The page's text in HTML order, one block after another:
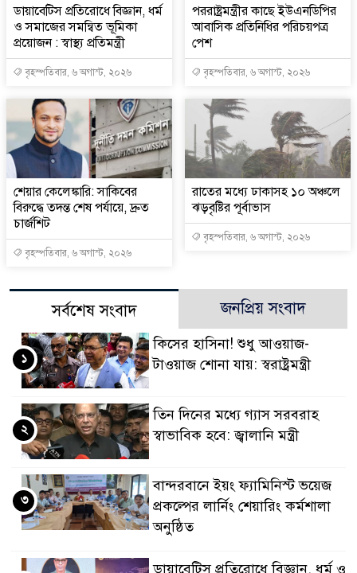
ডায়াবেটিস প্রতিরোধে বিজ্ঞান, ধর্ম
ও সমাজের সমন্বিত ভূমিকা
প্রয়োজন : স্বাস্থ্য প্রতিমন্ত্রী
বৃহস্পতিবার, ৬ অগাস্ট, ২০২৬
পররাষ্ট্রমন্ত্রীর কা‌ছে ইউএনডিপির
আবাসিক প্রতিনিধির পরিচয়পত্র
পেশ
বৃহস্পতিবার, ৬ অগাস্ট, ২০২৬
শেয়ার কেলেঙ্কারি: সাকিবের
বিরুদ্ধে তদন্ত শেষ পর্যায়ে, দ্রুত
চার্জশিট
বৃহস্পতিবার, ৬ অগাস্ট, ২০২৬
রাতের মধ্যে ঢাকাসহ ১০ অঞ্চলে
ঝড়বৃষ্টির পূর্বাভাস
বৃহস্পতিবার, ৬ অগাস্ট, ২০২৬
সর্বশেষ সংবাদ জনপ্রিয় সংবাদ
কিসের হাসিনা! শুধু আওয়াজ-
টাওয়াজ শোনা যায়: স্বরাষ্ট্রমন্ত্রী
১
তিন দিনের মধ্যে গ্যাস সরবরাহ
স্বাভাবিক হবে: জ্বালানি মন্ত্রী
২
বান্দরবানে ইয়ং ফ্যামিনিস্ট ভয়েজ
প্রকল্পের লার্নিং শেয়ারিং কর্মশালা
অনুষ্ঠিত
৩
ডায়াবেটিস প্রতিরোধে বিজ্ঞান, ধর্ম ও